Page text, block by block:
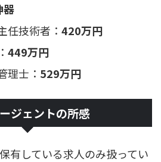
器
任技術者： 420万円
449万円
理士： 529万円
ジェントの所感
有している求人のみ扱ってい